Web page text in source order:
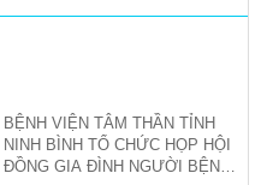
BỆNH VIỆN TÂM THẦN TỈNH
NINH BÌNH TỔ CHỨC HỌP HỘI
ĐỒNG GIA ĐÌNH NGƯỜI BỆNH